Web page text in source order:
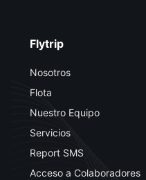
Flytrip
Nosotros
Flota
Nuestro Equipo
Servicios
Report SMS
Acceso a Colaboradores